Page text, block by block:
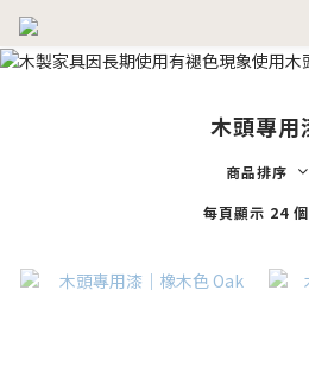
木頭專用
商品排序
每頁顯示 24 個